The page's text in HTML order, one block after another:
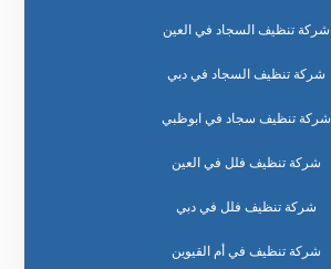
شركة تنظيف السجاد في العين
شركة تنظيف السجاد في دبي
شركة تنظيف سجاد في ابوظبي
شركة تنظيف فلل في العين
شركة تنظيف فلل في دبي
شركة تنظيف في أم القيوين